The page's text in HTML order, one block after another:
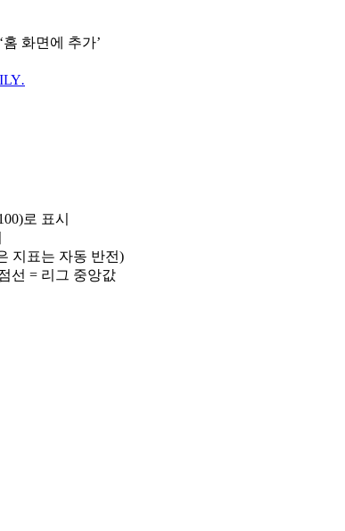
화면에 추가’
.
로 표시
지표는 자동 반전)
선 = 리그 중앙값